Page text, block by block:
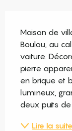
Maison de
Boulou, au
voiture.
pierre
en brique et
lumineux,
deux puits de
Lire la suite